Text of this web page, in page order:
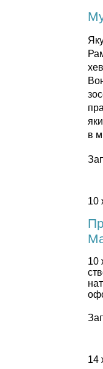
в
10
10
14